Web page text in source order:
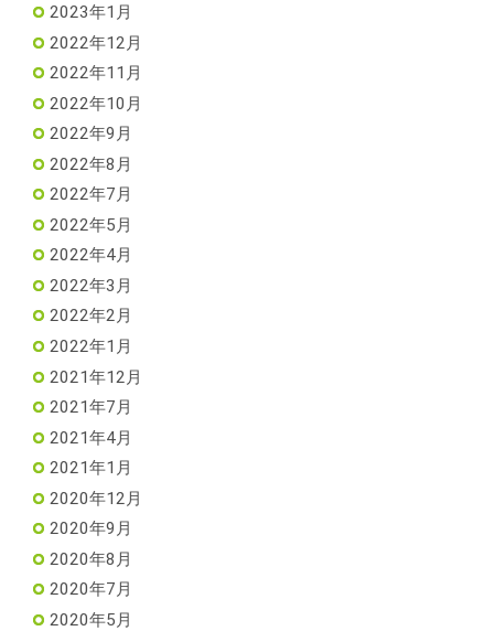
2023年1月
2022年12月
2022年11月
2022年10月
2022年9月
2022年8月
2022年7月
2022年5月
2022年4月
2022年3月
2022年2月
2022年1月
2021年12月
2021年7月
2021年4月
2021年1月
2020年12月
2020年9月
2020年8月
2020年7月
2020年5月